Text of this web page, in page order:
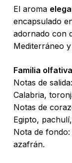
El aroma
encapsulado
adornado con
Mediterráneo
Familia olfativa
Notas de
Calabria,
Notas de
Egipto,
Nota de
azafrán.